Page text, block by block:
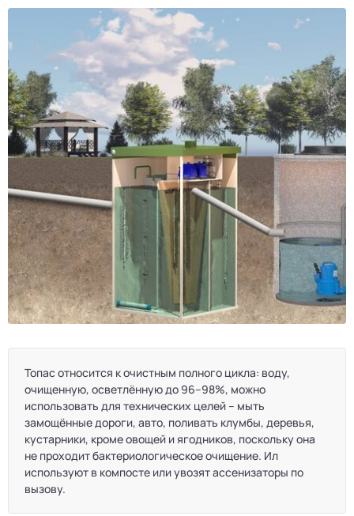
Топас относится к очистным полного цикла: воду,
очищенную, осветлённую до 96–98%, можно
использовать для технических целей – мыть
замощённые дороги, авто, поливать клумбы, деревья,
кустарники, кроме овощей и ягодников, поскольку она
не проходит бактериологическое очищение. Ил
используют в компосте или увозят ассенизаторы по
вызову.